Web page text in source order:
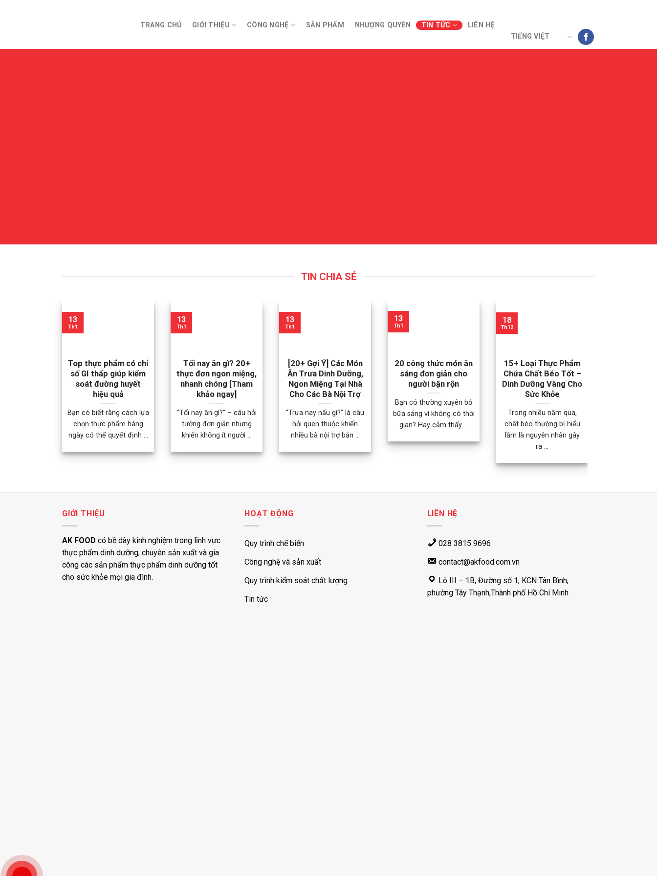
TRANG CHỦ GIỚI THIỆU CÔNG NGHỆ SẢN PHẨM NHƯỢNG QUYỀN TIN TỨC
LIÊN HỆ
TIẾNG VIỆT
TIN CHIA SẺ
Top thực phẩm có chỉ
số GI thấp giúp kiểm
soát đường huyết
hiệu quả
Bạn có biết rằng cách lựa
chọn thực phẩm hàng
ngày có thể quyết định ...
13
Th1
Tối nay ăn gì? 20+
thực đơn ngon miệng,
nhanh chóng [Tham
khảo ngay]
“Tối nay ăn gì?” – câu hỏi
tưởng đơn giản nhưng
khiến không ít người ...
13
Th1
[20+ Gợi Ý] Các Món
Ăn Trưa Dinh Dưỡng,
Ngon Miệng Tại Nhà
Cho Các Bà Nội Trợ
“Trưa nay nấu gì?” là câu
hỏi quen thuộc khiến
nhiều bà nội trợ băn ...
13
Th1
20 công thức món ăn
sáng đơn giản cho
người bận rộn
Bạn có thường xuyên bỏ
bữa sáng vì không có thời
gian? Hay cảm thấy ...
13
Th1
15+ Loại Thực Phẩm
Chứa Chất Béo Tốt –
Dinh Dưỡng Vàng Cho
Sức Khỏe
Trong nhiều năm qua,
chất béo thường bị hiểu
lầm là nguyên nhân gây
ra ...
18
Th12
GIỚI THIỆU
AK FOOD có bề dày kinh nghiệm trong lĩnh vực
thực phẩm dinh dưỡng, chuyên sản xuất và gia
công các sản phẩm thực phẩm dinh dưỡng tốt
cho sức khỏe mọi gia đình.
HOẠT ĐỘNG
Quy trình chế biến
Công nghệ và sản xuất
Quy trình kiểm soát chất lượng
Tin tức
LIÊN HỆ
028 3815 9696
contact@akfood.com.vn
Lô III – 1B, Đường số 1, KCN Tân Bình,
phường Tây Thạnh,Thành phố Hồ Chí Minh